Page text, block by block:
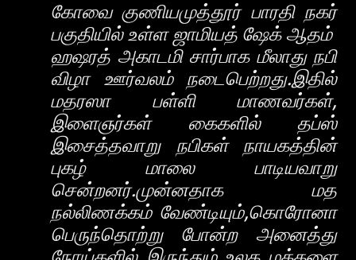
கோவை குணியமுத்தூர் பாரதி நகர்
பகுதியில் உள்ள ஜாமியத் ஷேக் ஆதம்
ஹஷரத் அகாடமி சார்பாக மீலாது நபி
விழா ஊர்வலம் நடைபெற்றது.இதில்
மதரஸா பள்ளி மாணவர்கள்,
இளைஞர்கள் கைகளில் தப்ஸ்
இசைத்தவாறு நபிகள் நாயகத்தின்
புகழ் மாலை பாடியவாறு
சென்றனர்.முன்னதாக மத
நல்லிணக்கம் வேண்டியும்,கொரோனா
பெருந்தொற்று போன்ற அனைத்து